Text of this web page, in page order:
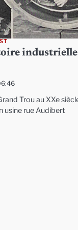
Trou au XXe
usine rue Audibert